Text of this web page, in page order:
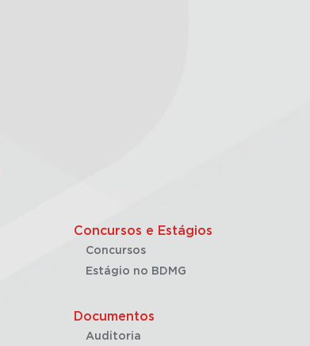
Concursos e Estágios
Concursos
Estágio no BDMG
Documentos
Auditoria